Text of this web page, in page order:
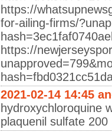
https://
for-ailing-firms/
https://
2021-02-14 14:45
hydroxychloroquine
plaquenil sulfate 200